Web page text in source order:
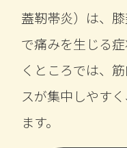
蓋靭帯炎）は、
で痛みを生じる
くところでは、
スが集中しやす
ます。